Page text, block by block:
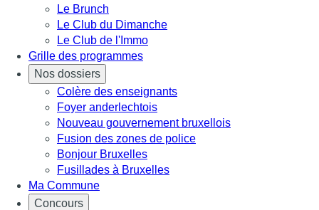
Le Brunch
Le Club du Dimanche
Le Club de l'Immo
Grille des programmes
Nos dossiers
Colère des enseignants
Foyer anderlechtois
Nouveau gouvernement bruxellois
Fusion des zones de police
Bonjour Bruxelles
Fusillades à Bruxelles
Ma Commune
Concours